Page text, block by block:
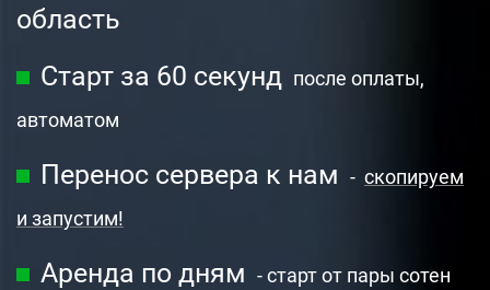
область
Старт за 60 секунд после оплаты,
автоматом
Перенос сервера к нам - скопируем
и запустим!
Аренда по дням - старт от пары сотен